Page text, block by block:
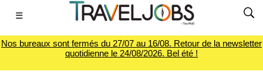
☰
Nos bureaux sont fermés du 27/07 au 16/08. Retour de la newsletter
quotidienne le 24/08/2026. Bel été !